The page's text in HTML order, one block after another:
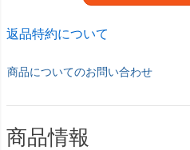
返品特約について
商品についてのお問い合わせ
商品情報